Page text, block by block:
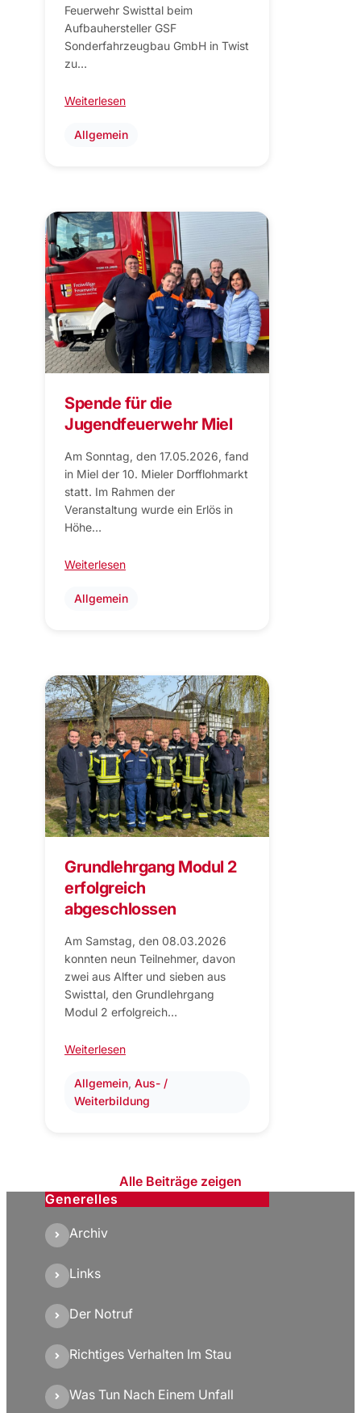
Feuerwehr Swisttal beim
Aufbauhersteller GSF
Sonderfahrzeugbau GmbH in Twist
zu…
Weiterlesen
Allgemein
Spende für die
Jugendfeuerwehr Miel
Am Sonntag, den 17.05.2026, fand
in Miel der 10. Mieler Dorfflohmarkt
statt. Im Rahmen der
Veranstaltung wurde ein Erlös in
Höhe…
Weiterlesen
Allgemein
Grundlehrgang Modul 2
erfolgreich
abgeschlossen
Am Samstag, den 08.03.2026
konnten neun Teilnehmer, davon
zwei aus Alfter und sieben aus
Swisttal, den Grundlehrgang
Modul 2 erfolgreich…
Weiterlesen
Allgemein, Aus- /
Weiterbildung
Alle Beiträge zeigen
Generelles
Archiv
Links
Der Notruf
Richtiges Verhalten Im Stau
Was Tun Nach Einem Unfall